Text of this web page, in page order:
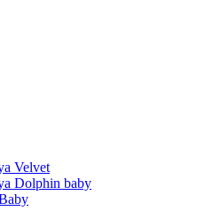
Velvet
Dolphin baby